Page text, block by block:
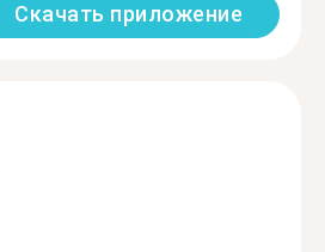
Скачать приложение